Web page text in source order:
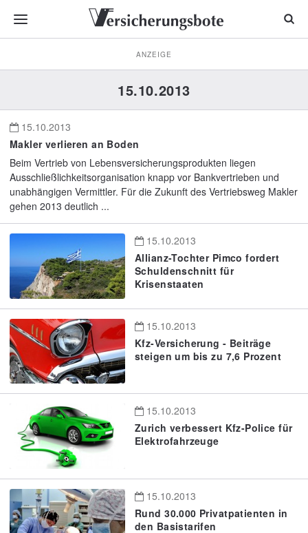
ANZEIGE
15.10.2013
15.10.2013
Makler verlieren an Boden
Beim Vertrieb von Lebensversicherungsprodukten liegen
Ausschließlichkeitsorganisation knapp vor Bankvertrieben und
unabhängigen Vermittler. Für die Zukunft des Vertriebsweg Makler
gehen 2013 deutlich ...
15.10.2013
Allianz-Tochter Pimco fordert
Schuldenschnitt für
Krisenstaaten
15.10.2013
Kfz-Versicherung - Beiträge
steigen um bis zu 7,6 Prozent
15.10.2013
Zurich verbessert Kfz-Police für
Elektrofahrzeuge
15.10.2013
Rund 30.000 Privatpatienten in
den Basistarifen